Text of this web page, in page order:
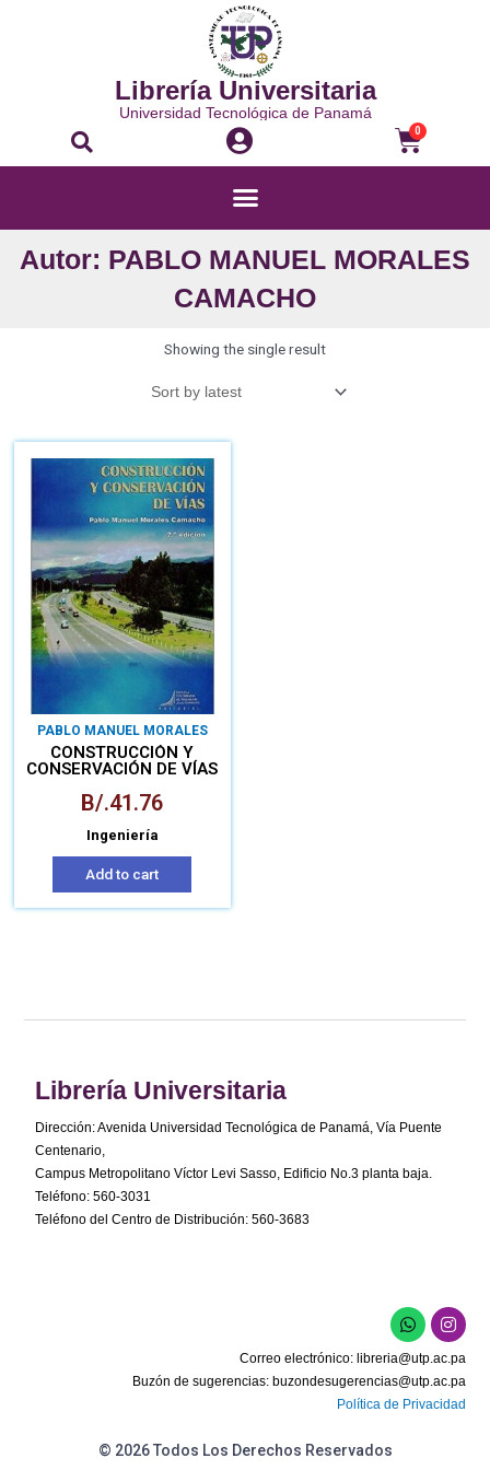
Librería Universitaria
Universidad Tecnológica de Panamá
0
Autor: PABLO MANUEL MORALES
CAMACHO
Showing the single result
PABLO MANUEL MORALES
CAMACHO
CONSTRUCCIÓN Y
CONSERVACIÓN DE VÍAS
B/.41.76
Ingeniería
Add to cart
Librería Universitaria
Dirección: Avenida Universidad Tecnológica de Panamá, Vía Puente
Centenario,
Campus Metropolitano Víctor Levi Sasso, Edificio No.3 planta baja.
Teléfono: 560-3031
Teléfono del Centro de Distribución: 560-3683
Correo electrónico: libreria@utp.ac.pa
Buzón de sugerencias: buzondesugerencias@utp.ac.pa
Política de Privacidad
© 2026 Todos Los Derechos Reservados